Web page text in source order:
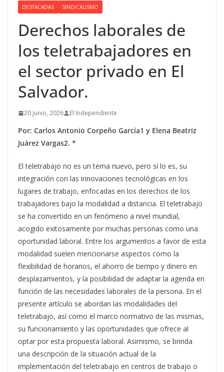
DESTACADAS SINDICALISMO
Derechos laborales de
los teletrabajadores en
el sector privado en El
Salvador.
20 junio, 2026 El Independiente
Por: Carlos Antonio Corpeño García1 y Elena Beatriz
Juárez Vargas2. *
El teletrabajo no es un tema nuevo, pero sí lo es, su
integración con las innovaciones tecnológicas en los
lugares de trabajo, enfocadas en los derechos de los
trabajadores bajo la modalidad a distancia. El teletrabajo
se ha convertido en un fenómeno a nivel mundial,
acogido exitosamente por muchas personas como una
oportunidad laboral. Entre los argumentos a favor de esta
modalidad suelen mencionarse aspectos como la
flexibilidad de horarios, el ahorro de tiempo y dinero en
desplazamientos, y la posibilidad de adaptar la agenda en
función de las necesidades laborales de la persona. En el
presente artículo se abordan las modalidades del
teletrabajo, así como el marco normativo de las mismas,
su funcionamiento y las oportunidades que ofrece al
optar por esta propuesta laboral. Asimismo, se brinda
una descripción de la situación actual de la
implementación del teletrabajo en centros de trabajo o